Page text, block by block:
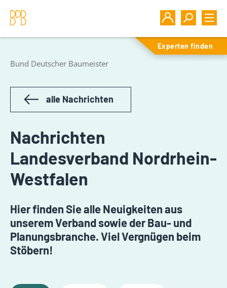
Experten finden
Bund Deutscher Baumeister
alle Nachrichten
Nachrichten
Landesverband Nordrhein-
Westfalen
Hier finden Sie alle Neuigkeiten aus
unserem Verband sowie der Bau- und
Planungsbranche. Viel Vergnügen beim
Stöbern!